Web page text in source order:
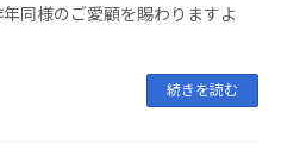
同様のご愛顧を賜わりますよ
続きを読む